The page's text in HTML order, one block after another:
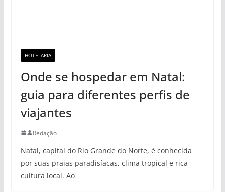
HOTELARIA
Onde se hospedar em Natal:
guia para diferentes perfis de
viajantes
Redação
Natal, capital do Rio Grande do Norte, é conhecida
por suas praias paradisíacas, clima tropical e rica
cultura local. Ao